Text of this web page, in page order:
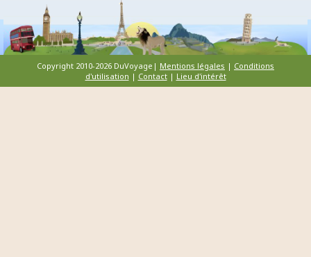
Copyright 2010-2026 DuVoyage| Mentions légales | Conditions
d'utilisation | Contact| Lieu d'intérêt